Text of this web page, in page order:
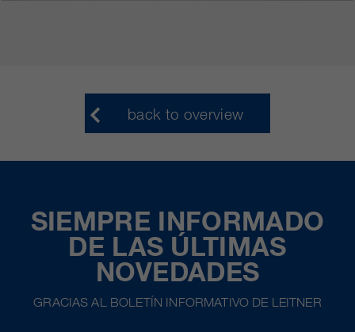
back to overview
SIEMPRE INFORMADO
DE LAS ÚLTIMAS
NOVEDADES
GRACIAS AL BOLETÍN INFORMATIVO DE LEITNER